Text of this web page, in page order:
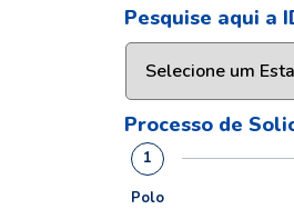
Pesquise aqui a
Processo de
1
Polo